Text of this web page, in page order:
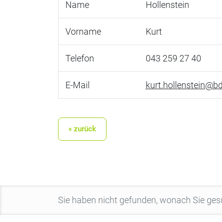
Name Hollenstein
Vorname Kurt
Telefon 043 259 27 40
E-Mail
« zurück